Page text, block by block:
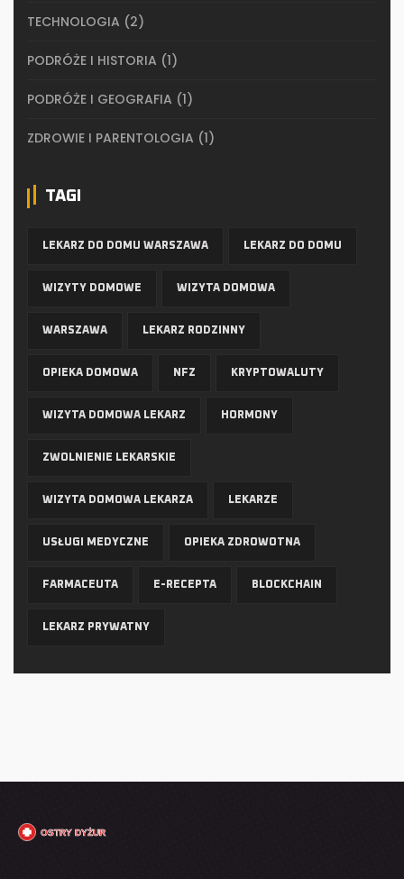
TECHNOLOGIA (2)
PODRÓŻE I HISTORIA (1)
PODRÓŻE I GEOGRAFIA (1)
ZDROWIE I PARENTOLOGIA (1)
TAGI
LEKARZ DO DOMU WARSZAWA LEKARZ DO DOMU
WIZYTY DOMOWE WIZYTA DOMOWA
WARSZAWA LEKARZ RODZINNY
OPIEKA DOMOWA NFZ KRYPTOWALUTY
WIZYTA DOMOWA LEKARZ HORMONY
ZWOLNIENIE LEKARSKIE
WIZYTA DOMOWA LEKARZA LEKARZE
USŁUGI MEDYCZNE OPIEKA ZDROWOTNA
FARMACEUTA E-RECEPTA BLOCKCHAIN
LEKARZ PRYWATNY